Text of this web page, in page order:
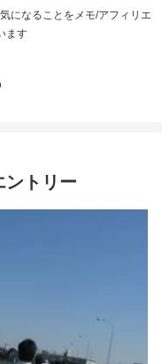
になることをメモ/アフィリエ
ます
ントリー